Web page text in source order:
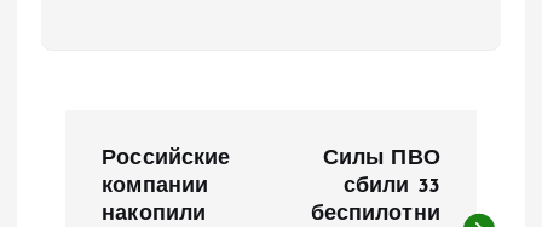
Российские
компании
накопили
Силы ПВО
сбили 33
беспилотни